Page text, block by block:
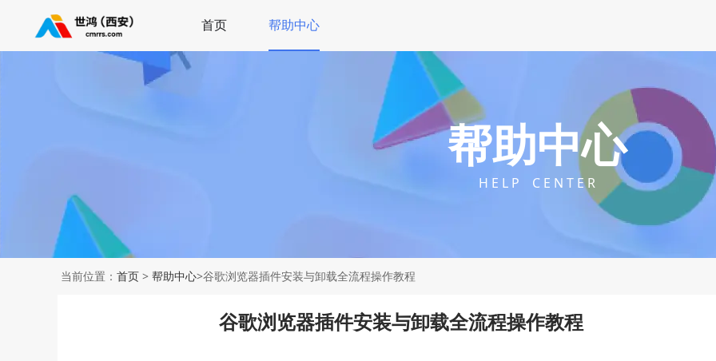
首页 帮助中心
帮助中心
H E L P C E N T E R
当前位置： 首页 > 帮助中心>谷歌浏览器插件安装与卸载全流程操作教程
谷歌浏览器插件安装与卸载全流程操作教程